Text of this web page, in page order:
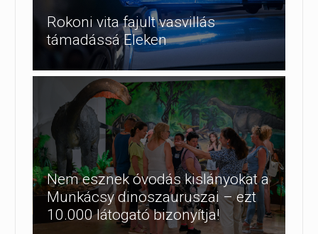
Rokoni vita fajult vasvillás
támadássá Eleken
Nem esznek óvodás kislányokat a
Munkácsy dinoszauruszai – ezt
10.000 látogató bizonyítja!